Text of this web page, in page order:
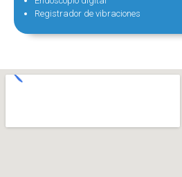
Registrador de vibraciones